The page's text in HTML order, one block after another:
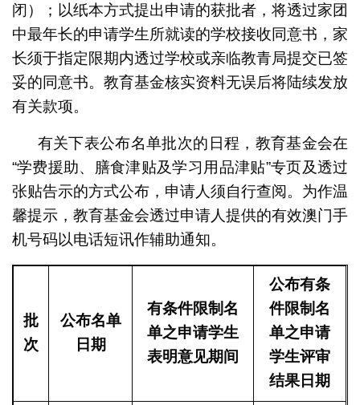
闭）；以纸本方式提出申请的获批者，将透过家团
中最年长的申请学生所就读的学校接收同意书，家
长须于指定限期内透过学校或亲临教青局提交已签
妥的同意书。教育基金核实资料无误后将陆续发放
有关款项。
有关下表公布名单批次的日程，教育基金会在
“学费援助、膳食津贴及学习用品津贴”专页及透过
张贴告示的方式公布，申请人须自行查阅。为作温
馨提示，教育基金会透过申请人提供的有效澳门手
机号码以电话短讯作辅助通知。
批
次
公布名单
日期
有条件限制名
单之申请学生
表明意见期间
公布有条
件限制名
单之申请
学生评审
结果日期